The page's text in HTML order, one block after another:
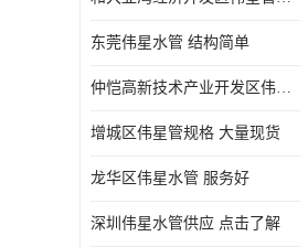
东莞伟星水管 结构简单
仲恺高新技术产业开发区伟星管型号 技术成熟
增城区伟星管规格 大量现货
龙华区伟星水管 服务好
深圳伟星水管供应 点击了解